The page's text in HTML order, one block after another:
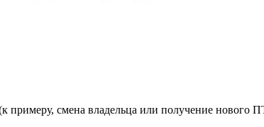
примеру, смена владельца или получение нового